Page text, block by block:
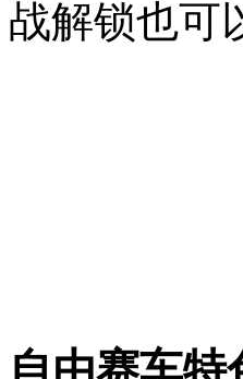
战解锁也可